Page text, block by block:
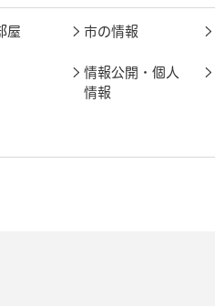
屋 市の情報
情報公開・個人
情報